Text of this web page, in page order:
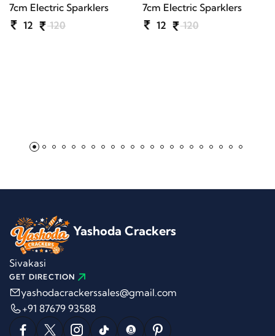
7cm Electric Sparklers
12
120
7cm Electric Sparklers
12
120
Yashoda Crackers
Sivakasi
GET DIRECTION
yashodacrackerssales@gmail.com
+91 87679 93588